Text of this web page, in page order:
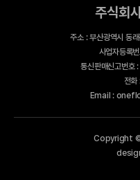
주식회
주소 : 부산광역시 동
사업자등
통신판매신고번
전
Email :
Copyright ©,